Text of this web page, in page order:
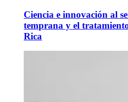
Ciencia e innovación al
temprana y el
Rica